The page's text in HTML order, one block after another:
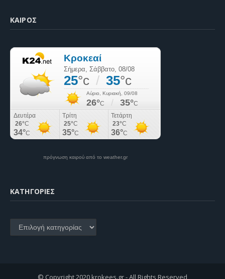
ΚΑΙΡΌΣ
πρόγνωση καιρού από το weather.gr
KΑΤΗΓΟΡΊΕΣ
Kατηγορίες
© Copyright 2020 krokees.gr - All Rights Reserved